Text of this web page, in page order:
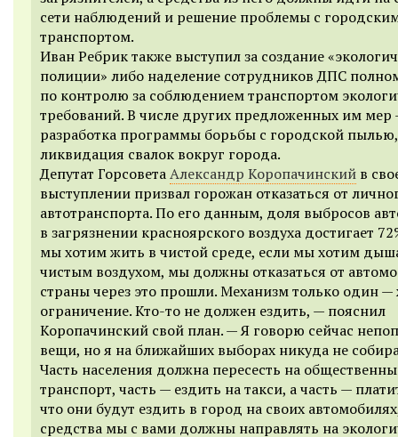
сети наблюдений и решение проблемы с
транспортом.
Иван Ребрик также выступил за создание
полиции» либо наделение сотрудников ДПС
по контролю за соблюдением транспортом
требований.В числе других предложенных им мер
разработка программы борьбы с городской пылью,
ликвидация свалок вокруг города.
Депутат ГорсоветаАлександр Коропачинский в
выступлении призвал горожан отказаться от
автотранспорта. По его данным, доля выбросов
в загрязнении красноярского воздуха достигает
мы хотим жить в чистой среде, если мы хотим
чистым воздухом, мы должны отказаться от
страны через это прошли. Механизм только один —
ограничение. Кто-то не должен ездить, — пояснил
Коропачинский свой план. — Я говорю сейчас
вещи, но я на ближайших выборах никуда не
Часть населения должна пересесть на
транспорт, часть — ездить на такси, а часть —
что они будут ездить в город на своих
средства мы с вами должны направлять на